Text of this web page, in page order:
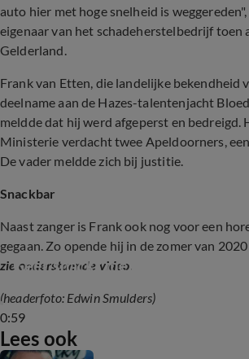
auto hier met hoge snelheid is
eigenaar van het schadeherstelbedrijf toen
Gelderland.
Frank van Etten, die landelijke bekendheid
deelname aan de Hazes-talentenjacht
meldde dat hij werd afgeperst en bedreigd.
Ministerie verdacht twee Apeldoorners,
De vader meldde zich bij justitie.
Snackbar
Naast zanger is Frank ook nog voor een
gegaan. Zo opende hij in de zomer van
zie onderstaande video.
0:59
Geer snackt met Frank van Etten
(headerfoto: Edwin Smulders)
Lees ook